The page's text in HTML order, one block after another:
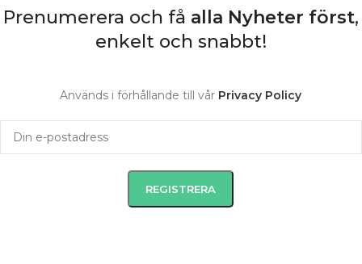
Prenumerera och få alla Nyheter först,
enkelt och snabbt!
Används i förhållande till vår Privacy Policy